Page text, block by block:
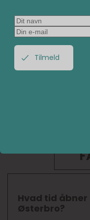
citronmayo, Avocado
tomat, mini Croque
frugt og hjemmebagt
Alternativt kan du
indeholdende Eggs
Hvad tid åbner
Østerbro?